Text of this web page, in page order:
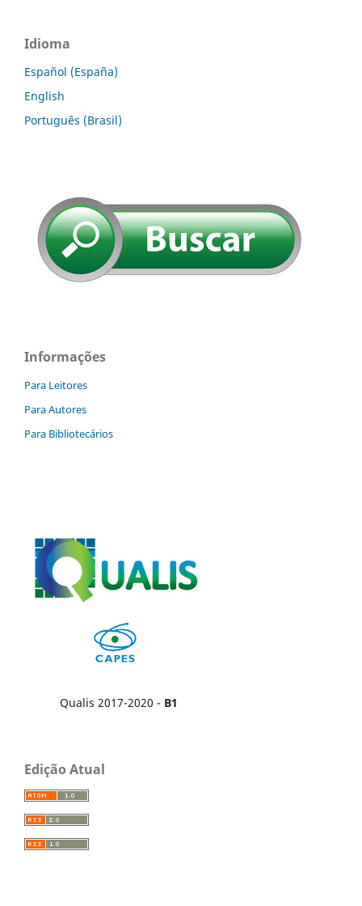
Idioma
Español (España)
English
Português (Brasil)
Informações
Para Leitores
Para Autores
Para Bibliotecários
Qualis 2017-2020 - B1
Edição Atual